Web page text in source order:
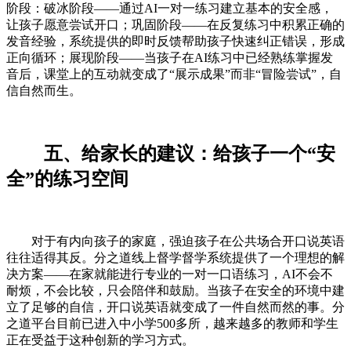
阶段：破冰阶段——通过AI一对一练习建立基本的安全感，
让孩子愿意尝试开口；巩固阶段——在反复练习中积累正确的
发音经验，系统提供的即时反馈帮助孩子快速纠正错误，形成
正向循环；展现阶段——当孩子在AI练习中已经熟练掌握发
音后，课堂上的互动就变成了“展示成果”而非“冒险尝试”，自
信自然而生。
五、给家长的建议：给孩子一个“安
全”的练习空间
对于有内向孩子的家庭，强迫孩子在公共场合开口说英语
往往适得其反。分之道线上督学督学系统提供了一个理想的解
决方案——在家就能进行专业的一对一口语练习，AI不会不
耐烦，不会比较，只会陪伴和鼓励。当孩子在安全的环境中建
立了足够的自信，开口说英语就变成了一件自然而然的事。分
之道平台目前已进入中小学500多所，越来越多的教师和学生
正在受益于这种创新的学习方式。